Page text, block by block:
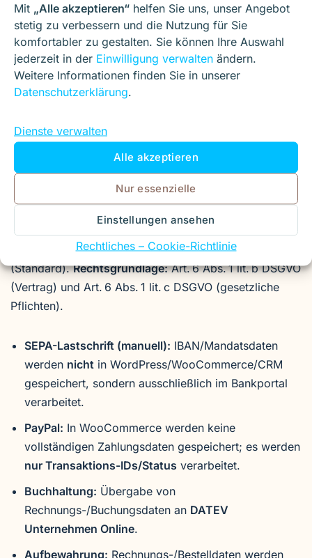
Mit „Alle akzeptieren“ helfen Sie uns, unser Angebot
stetig zu verbessern und die Nutzung für Sie
komfortabler zu gestalten. Sie können Ihre Auswahl
jederzeit in der Einwilligung verwalten ändern.
Weitere Informationen finden Sie in unserer
Datenschutzerklärung.
Dienste verwalten
Alle akzeptieren
Nur essenzielle
Einstellungen ansehen
Rechtliches – Cookie-Richtlinie
6.4 CRM & Dateien
SuiteCRM undNextcloudwerdenself-hostedauf
eigenem Server in abgeschlossenen Räumen betrieben.
Art. 6 Abs. 1 lit. b/f DSGVO.
7. Shop (WooCommerce) &
Zahlungen
wird für B2B-Angebote genutzt.
Zahlungsarten:
Vorkasse/Überweisung, SEPA-
Lastschrift (manuell über das Geschäftskonto), PayPal
(Standard).Rechtsgrundlage:Art. 6 Abs. 1 lit. b DSGVO
(Vertrag) und Art. 6 Abs. 1 lit. c DSGVO (gesetzliche
Pflichten).
SEPA-Lastschrift (manuell): IBAN/Mandatsdaten
werden nicht in WordPress/WooCommerce/CRM
gespeichert, sondern ausschließlich im Bankportal
verarbeitet.
PayPal: In WooCommerce werden keine
vollständigen Zahlungsdaten gespeichert; es werden
nur Transaktions-IDs/Status verarbeitet.
Buchhaltung: Übergabe von
Rechnungs-/Buchungsdaten an DATEV
Unternehmen Online.
Aufbewahrung: Rechnungs-/Bestelldaten werden